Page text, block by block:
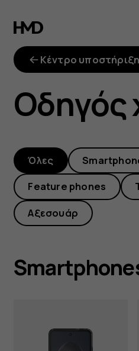
Εγχειρίδια
και
οδηγοί
χρήσης
HMD
Κέντρο
Οδηγός
Όλες
Feature phones
Αξεσουάρ